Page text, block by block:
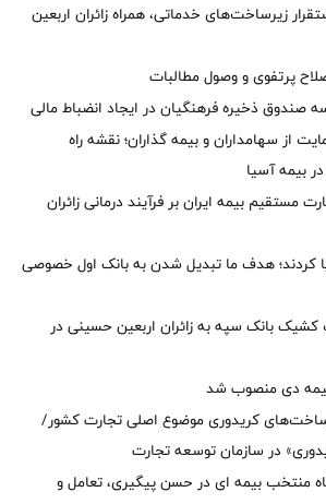
زیرساخت‌های خدماتی، همراه زائران اربعین
پرتفوی و وصول مطالبات
ذخیره فرهنگیان در ایجاد انضباط مالی
از سهامداران و بیمه گذاران؛ نقشه راه
بیمه آسیا
مستقیم بیمه ایران بر فرآیند درمانی زائران
کردند؛ هدف ما تبدیل شدن به بانک اول خصوصی
بانک سپه به زائران اربعین حسینی در
دی منصوب شد
کریدوری موضوع اصلی تجارت کشور/
در سازمان توسعه تجارت
منتخب بیمه ای در حسن پیگیری، تعامل و